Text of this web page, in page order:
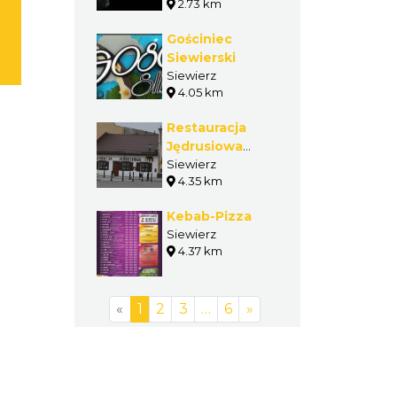
2.73 km
Gościniec
Siewierski
Siewierz
4.05 km
Restauracja
Jędrusiowa
Izba
Siewierz
4.35 km
Kebab-Pizza
Siewierz
4.37 km
« 1 2 3 … 6 »